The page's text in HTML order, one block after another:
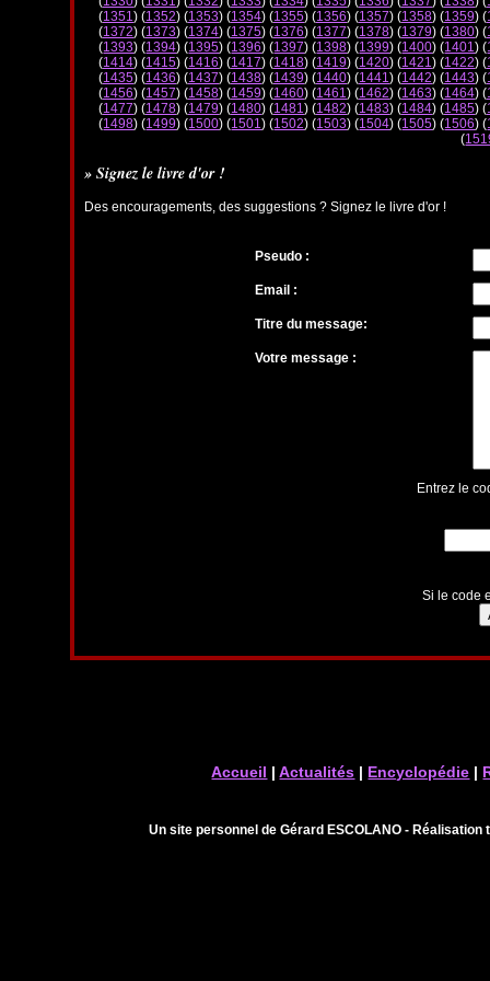
(1351) (1352) (1353) (1354) (1355) (1356) (1357) (1358) (1359) (
(1372) (1373) (1374) (1375) (1376) (1377) (1378) (1379) (1380) (
(1393) (1394) (1395) (1396) (1397) (1398) (1399) (1400) (1401) (
(1414) (1415) (1416) (1417) (1418) (1419) (1420) (1421) (1422) (
(1435) (1436) (1437) (1438) (1439) (1440) (1441) (1442) (1443) (
(1456) (1457) (1458) (1459) (1460) (1461) (1462) (1463) (1464) (
(1477) (1478) (1479) (1480) (1481) (1482) (1483) (1484) (1485) (
(1498) (1499) (1500) (1501) (1502) (1503) (1504) (1505) (1506) (
(
» Signez le livre d'or !
Des encouragements, des suggestions ? Signez le livre d'or !
Pseudo :
Email :
Titre du message:
Votre message :
Entrez le
Si le code
Accueil |Actualités | Encyclopédie |
Un site personnel de Gérard ESCOLANO -